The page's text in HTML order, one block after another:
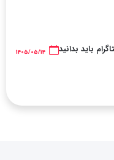
باید بدانید